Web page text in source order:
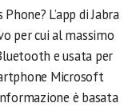
L’app di Jabra
per cui al massimo
e usata per
Microsoft
è basata